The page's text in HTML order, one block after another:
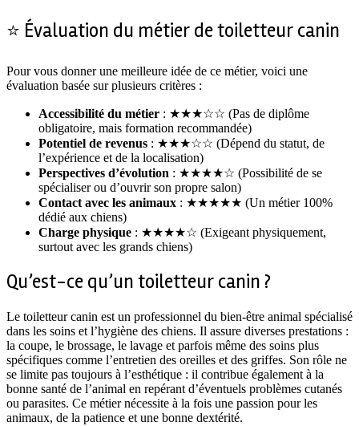
⭐ Évaluation du métier de toiletteur canin
Pour vous donner une meilleure idée de ce métier, voici une
évaluation basée sur plusieurs critères :
Accessibilité du métier : ★★★☆☆ (Pas de diplôme
obligatoire, mais formation recommandée)
Potentiel de revenus : ★★★☆☆ (Dépend du statut, de
l’expérience et de la localisation)
Perspectives d’évolution : ★★★★☆ (Possibilité de se
spécialiser ou d’ouvrir son propre salon)
Contact avec les animaux : ★★★★★ (Un métier 100%
dédié aux chiens)
Charge physique : ★★★★☆ (Exigeant physiquement,
surtout avec les grands chiens)
Qu’est-ce qu’un toiletteur canin ?
Le toiletteur canin est un professionnel du bien-être animal spécialisé
dans les soins et l’hygiène des chiens. Il assure diverses prestations :
la coupe, le brossage, le lavage et parfois même des soins plus
spécifiques comme l’entretien des oreilles et des griffes. Son rôle ne
se limite pas toujours à l’esthétique : il contribue également à la
bonne santé de l’animal en repérant d’éventuels problèmes cutanés
ou parasites. Ce métier nécessite à la fois une passion pour les
animaux, de la patience et une bonne dextérité.